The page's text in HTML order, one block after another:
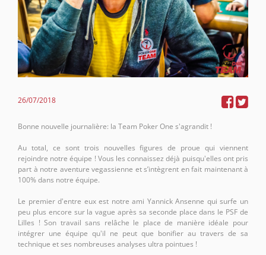
26/07/2018
Bonne nouvelle journalière: la Team Poker One s'agrandit !
Au total, ce sont trois nouvelles figures de proue qui viennent
rejoindre notre équipe ! Vous les connaissez déjà puisqu'elles ont pris
part à notre aventure vegassienne et s’intègrent en fait maintenant à
100% dans notre équipe.
Le premier d'entre eux est notre ami Yannick Ansenne qui surfe un
peu plus encore sur la vague après sa seconde place dans le PSF de
Lilles ! Son travail sans relâche le place de manière idéale pour
intégrer une équipe qu'il ne peut que bonifier au travers de sa
technique et ses nombreuses analyses ultra pointues !